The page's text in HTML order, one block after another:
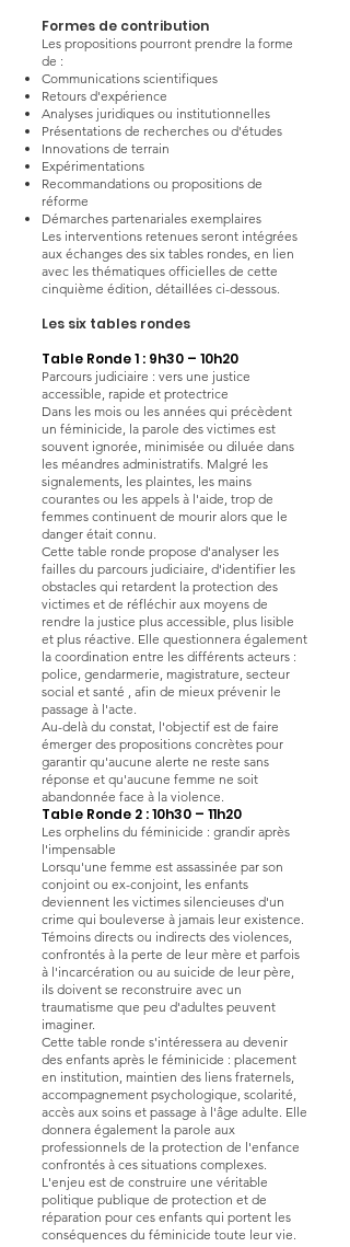
Formes de contribution
Les propositions pourront prendre la forme
de :
Communications scientifiques
Retours d'expérience
Analyses juridiques ou institutionnelles
Présentations de recherches ou d'études
Innovations de terrain
Expérimentations
Recommandations ou propositions de
réforme
Démarches partenariales exemplaires
Les interventions retenues seront intégrées
aux échanges des six tables rondes, en lien
avec les thématiques officielles de cette
cinquième édition, détaillées ci-dessous.
Les six tables rondes
Table Ronde 1 : 9h30 – 10h20
Parcours judiciaire : vers une justice
accessible, rapide et protectrice
Dans les mois ou les années qui précèdent
un féminicide, la parole des victimes est
souvent ignorée, minimisée ou diluée dans
les méandres administratifs. Malgré les
signalements, les plaintes, les mains
courantes ou les appels à l'aide, trop de
femmes continuent de mourir alors que le
danger était connu.
Cette table ronde propose d'analyser les
failles du parcours judiciaire, d'identifier les
obstacles qui retardent la protection des
victimes et de réfléchir aux moyens de
rendre la justice plus accessible, plus lisible
et plus réactive. Elle questionnera également
la coordination entre les différents acteurs :
police, gendarmerie, magistrature, secteur
social et santé , afin de mieux prévenir le
passage à l'acte.
Au-delà du constat, l'objectif est de faire
émerger des propositions concrètes pour
garantir qu'aucune alerte ne reste sans
réponse et qu'aucune femme ne soit
abandonnée face à la violence.
Table Ronde 2 : 10h30 – 11h20
Les orphelins du féminicide : grandir après
l'impensable
Lorsqu'une femme est assassinée par son
conjoint ou ex-conjoint, les enfants
deviennent les victimes silencieuses d'un
crime qui bouleverse à jamais leur existence.
Témoins directs ou indirects des violences,
confrontés à la perte de leur mère et parfois
à l'incarcération ou au suicide de leur père,
ils doivent se reconstruire avec un
traumatisme que peu d'adultes peuvent
imaginer.
Cette table ronde s'intéressera au devenir
des enfants après le féminicide : placement
en institution, maintien des liens fraternels,
accompagnement psychologique, scolarité,
accès aux soins et passage à l'âge adulte. Elle
donnera également la parole aux
professionnels de la protection de l'enfance
confrontés à ces situations complexes.
L'enjeu est de construire une véritable
politique publique de protection et de
réparation pour ces enfants qui portent les
conséquences du féminicide toute leur vie.